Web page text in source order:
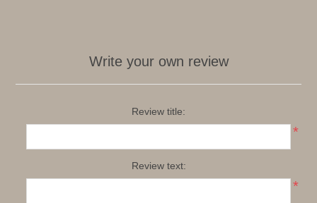
Write your own review
Review title:
*
Review text:
*